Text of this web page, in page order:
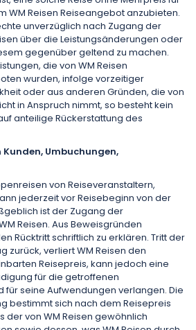
WM Reisen Reiseangebot anzubieten.
unverzüglich nach Zugang der
über die Leistungsänderungen oder
gegenüber geltend zu machen.
die von WM Reisen
wurden, infolge vorzeitiger
oder aus anderen Gründen, die von
in Anspruch nimmt, so besteht kein
anteilige Rückerstattung des
Umbuchungen,
von Reiseveranstaltern,
jederzeit vor Reisebeginn von der
ist der Zugang der
Reisen. Aus Beweisgründen
Rücktritt schriftlich zu erklären. Tritt der
zurück, verliert WM Reisen den
Reisepreis, kann jedoch eine
für die getroffenen
für seine Aufwendungen verlangen. Die
bestimmt sich nach dem Reisepreis
der von WM Reisen gewöhnlich